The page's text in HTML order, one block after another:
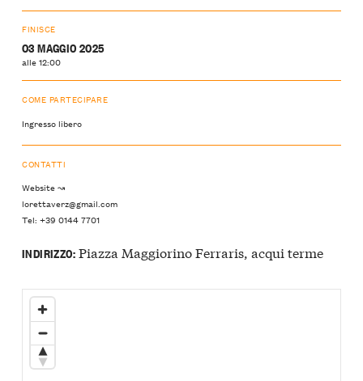
FINISCE
03 MAGGIO 2025
alle 12:00
COME PARTECIPARE
Ingresso libero
CONTATTI
Website ↝
lorettaverz@gmail.com
Tel: +39 0144 7701
INDIRIZZO:Piazza Maggiorino Ferraris, acqui terme